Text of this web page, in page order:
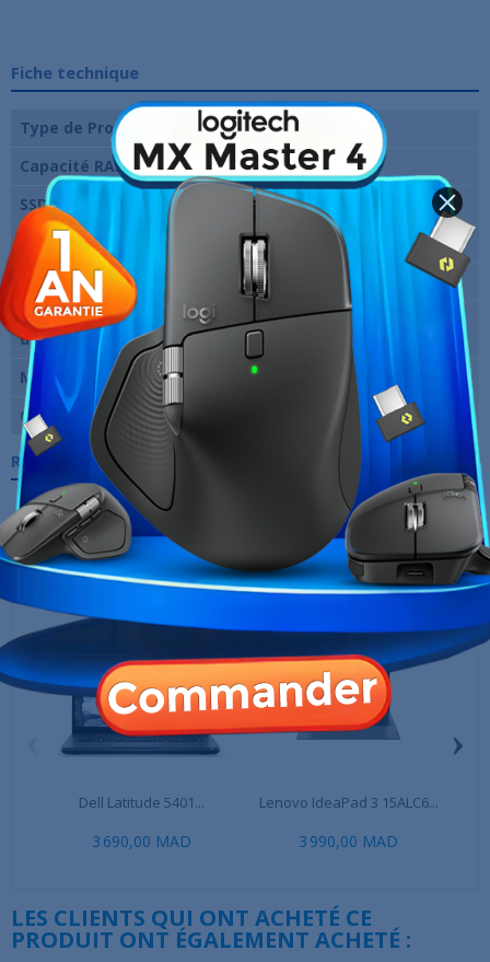
Fiche technique
Type de Processeur
I5-8265U
Capacité RAM
16 Go
SSD
256 Go
Ecran
14" FHD (1920*1200)
Clavier
QWERTY
Système
d'exploitation
Windows 10 64 Bits
Marque
Hewlett-Packard
Garantie
Références spécifiques
10 AUTRES PRODUITS DANS LA MÊME
CATÉGORIE :
Dell Latitude 5401...
3 690,00 MAD
Lenovo IdeaPad 3 15ALC6...
3 990,00 MAD
›
LES CLIENTS QUI ONT ACHETÉ CE
PRODUIT ONT ÉGALEMENT ACHETÉ :